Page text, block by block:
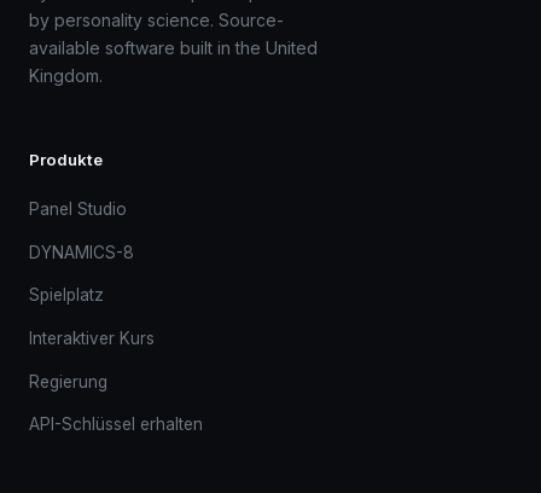
by personality science. Source-
available software built in the United
Kingdom.
Produkte
Panel Studio
DYNAMICS-8
Spielplatz
Interaktiver Kurs
Regierung
API-Schlüssel erhalten